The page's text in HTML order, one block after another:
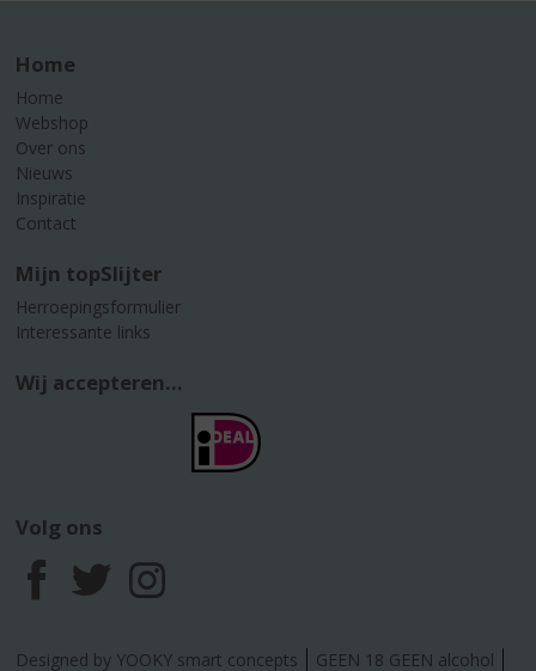
Home
Home
Webshop
Over ons
Nieuws
Inspiratie
Contact
Mijn topSlijter
Herroepingsformulier
Interessante links
Wij accepteren...
Volg ons
F
a
T
w
I
n
Designed by YOOKY smart concepts GEEN 18 GEEN alcohol